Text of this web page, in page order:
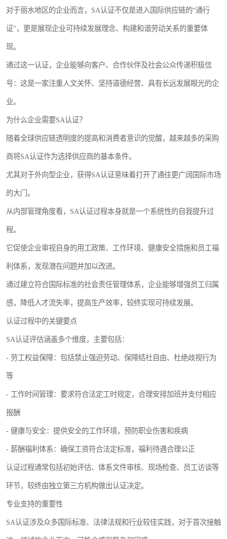
对于丽水地区的企业而言，SA认证不仅是进入国际供应链的“通行
证”，更是展现企业可持续发展理念、构建和谐劳动关系的重要体
现。
通过这一认证，企业能够向客户、合作伙伴及社会公众传递积极信
号：这是一家注重人文关怀、坚持道德经营、具有长远发展眼光的企
业。
为什么企业需要SA认证？
随着全球供应链透明度的提高和消费者意识的觉醒，越来越多的采购
商将SA认证作为选择供应商的基本条件。
尤其对于外向型企业，获得SA认证意味着打开了通往更广阔国际市场
的大门。
从内部管理角度看，SA认证过程本身就是一个系统性的自我提升过
程。
它促使企业审视自身的用工政策、工作环境、健康安全措施和员工福
利体系，发现潜在问题并加以改进。
通过建立符合国际标准的社会责任管理体系，企业能够增强员工归属
感，降低人才流失率，提高生产效率，较终实现可持续发展。
认证过程中的关键要点
SA认证评估涵盖多个维度，主要包括：
- 劳工权益保障：包括禁止强迫劳动、保障结社自由、杜绝歧视行为
等
- 工作时间管理：要求符合法定工时规定，合理安排加班并支付相应
报酬
- 健康与安全：提供安全的工作环境，预防职业伤害和疾病
- 薪酬福利体系：确保工资符合法定标准，福利待遇合理公正
认证过程通常包括初始评估、体系文件审核、现场检查、员工访谈等
环节，较终由独立第三方机构做出认证决定。
专业支持的重要性
SA认证涉及众多国际标准、法律法规和行业较佳实践，对于首次接触